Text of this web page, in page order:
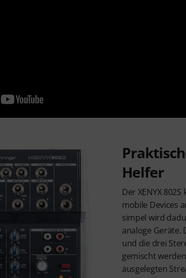
Helfer
Der XENYX
mobile Devices
simpel wird
analoge Geräte.
und die drei
gemischt
ausgelegten